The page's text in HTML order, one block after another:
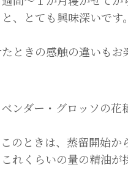
、とても興味深いです。
ときの感触の違いもお
ベンダー・グロッソの花
このときは、蒸留開始か
これくらいの量の精油が